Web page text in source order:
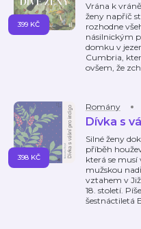
Vrána k
ženy napříč
rozhodne
násilnickým
domku v
Cumbria,
ovšem, že
399 KČ
Romány
Dívka s
Silné ženy
příběh
která se
mužskou
vztahem v
18. století.
šestnáctiletá
398 KČ